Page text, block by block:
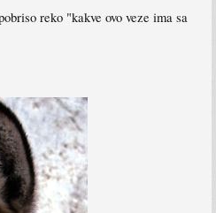
reko "kakve ovo veze ima sa